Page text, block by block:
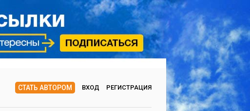
СТАТЬ АВТОРОМ ВХОД РЕГИСТРАЦИЯ